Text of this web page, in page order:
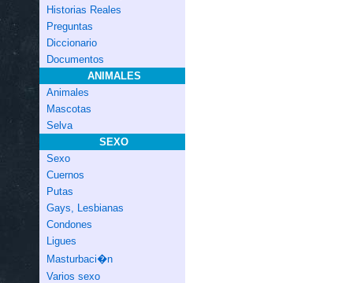
Historias Reales
Preguntas
Diccionario
Documentos
ANIMALES
Animales
Mascotas
Selva
SEXO
Sexo
Cuernos
Putas
Gays, Lesbianas
Condones
Ligues
Masturbaci�n
Varios sexo